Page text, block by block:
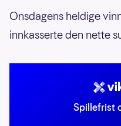
Onsdagens heldige
innkasserte den nette
Spillefrist